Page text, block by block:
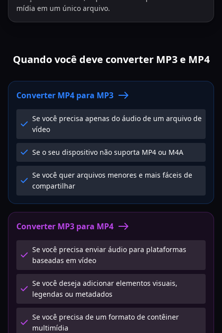
mídia em um único arquivo.
Quando você deve converter MP3 e MP4
Converter MP4 para MP3
Se você precisa apenas do áudio de um arquivo de
vídeo
Se o seu dispositivo não suporta MP4 ou M4A
Se você quer arquivos menores e mais fáceis de
compartilhar
Converter MP3 para MP4
Se você precisa enviar áudio para plataformas
baseadas em vídeo
Se você deseja adicionar elementos visuais,
legendas ou metadados
Se você precisa de um formato de contêiner
multimídia